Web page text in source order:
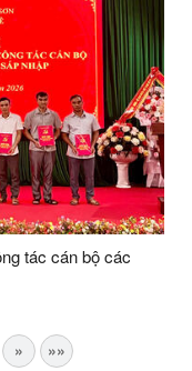
tác cán bộ các
» »»